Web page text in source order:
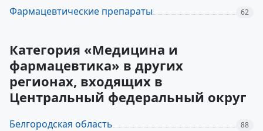
Фармацевтические препараты 62
Категория «Медицина и
фармацевтика» в других
регионах, входящих в
Центральный федеральный округ
Белгородская область 88